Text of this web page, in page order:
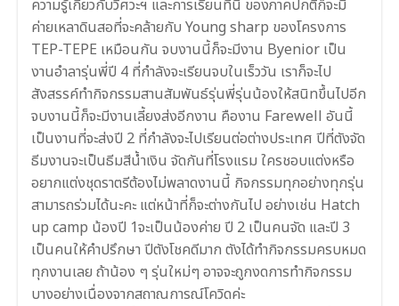
ความรู้เกี่ยวกับวิศวะฯ และการเรียนที่นี่ ของภาคปกติก็จะมี
ค่ายเหลาดินสอที่จะคล้ายกับ Young sharp ของโครงการ
TEP-TEPE เหมือนกัน จบงานนี้ก็จะมีงาน Byenior เป็น
งานอำลารุ่นพี่ปี 4 ที่กำลังจะเรียนจบในเร็ววัน เราก็จะไป
สังสรรค์ทำกิจกรรมสานสัมพันธ์รุ่นพี่รุ่นน้องให้สนิทขึ้นไปอีก
จบงานนี้ก็จะมีงานเลี้ยงส่งอีกงาน คืองาน Farewell อันนี้
เป็นงานที่จะส่งปี 2 ที่กำลังจะไปเรียนต่อต่างประเทศ ปีที่ตังจัด
ธีมงานจะเป็นธีมสีน้ำเงิน จัดกันที่โรงแรม ใครชอบแต่งหรือ
อยากแต่งชุดราตรีต้องไม่พลาดงานนี้ กิจกรรมทุกอย่างทุกรุ่น
สามารถร่วมได้นะคะ แต่หน้าที่ก็จะต่างกันไป อย่างเช่น Hatch
up camp น้องปี 1จะเป็นน้องค่าย ปี 2 เป็นคนจัด และปี 3
เป็นคนให้คำปรึกษา ปีตังโชคดีมาก ตังได้ทำกิจกรรมครบหมด
ทุกงานเลย ถ้าน้อง ๆ รุ่นใหม่ๆ อาจจะถูกงดการทำกิจกรรม
บางอย่างเนื่องจากสถาณการณ์โควิดค่ะ